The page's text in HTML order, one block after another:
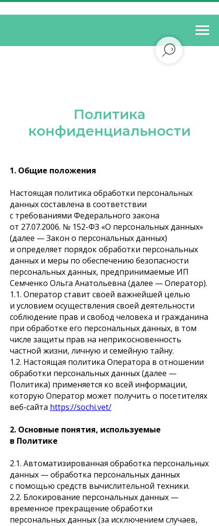
Политика
конфиденциальности
1. Общие положения
Настоящая политика обработки персональных
данных составлена в соответствии
с требованиями Федерального закона
от 27.07.2006. № 152-ФЗ «О персональных данных»
(далее — Закон о персональных данных)
и определяет порядок обработки персональных
данных и меры по обеспечению безопасности
персональных данных, предпринимаемые ИП
Семченко Ольга Анатольевна (далее — Оператор).
1.1. Оператор ставит своей важнейшей целью
и условием осуществления своей деятельности
соблюдение прав и свобод человека и гражданина
при обработке его персональных данных, в том
числе защиты прав на неприкосновенность
частной жизни, личную и семейную тайну.
1.2. Настоящая политика Оператора в отношении
обработки персональных данных (далее —
Политика) применяется ко всей информации,
которую Оператор может получить о посетителях
веб-сайта https://sochi.vet/
2. Основные понятия, используемые
в Политике
2.1. Автоматизированная обработка персональных
данных — обработка персональных данных
с помощью средств вычислительной техники.
2.2. Блокирование персональных данных —
временное прекращение обработки
персональных данных (за исключением случаев,